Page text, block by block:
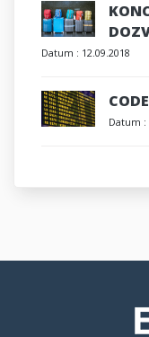
Datum : 12.09.2018
Datum :